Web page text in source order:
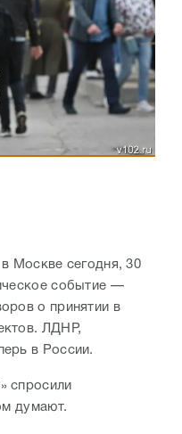
Москве сегодня, 30
событие —
о принятии в
ЛДНР,
в России.
спросили
думают.